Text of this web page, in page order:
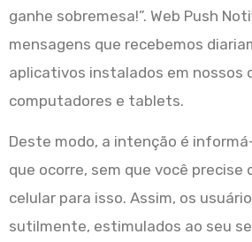
ganhe sobremesa!”. Web Push
mensagens que recebemos
aplicativos instalados em nossos
computadores e tablets.
Deste modo, a intenção é
que ocorre, sem que você precise
celular para isso. Assim, os
sutilmente, estimulados ao seu